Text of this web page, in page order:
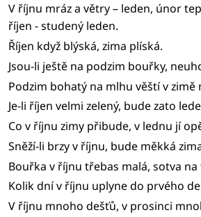
V říjnu mráz a větry – leden, únor
říjen - studený leden.
Říjen když blýská, zima plíská.
Jsou-li ještě na podzim bouřky,
Podzim bohatý na mlhu věští v zimě
Je-li říjen velmi zelený, bude zato
Co v říjnu zimy přibude, v lednu jí
Sněží-li brzy v říjnu, bude měkká
Bouřka v říjnu třebas malá, sotva na
Kolik dní v říjnu uplyne do prvého
V říjnu mnoho dešťů, v prosinci